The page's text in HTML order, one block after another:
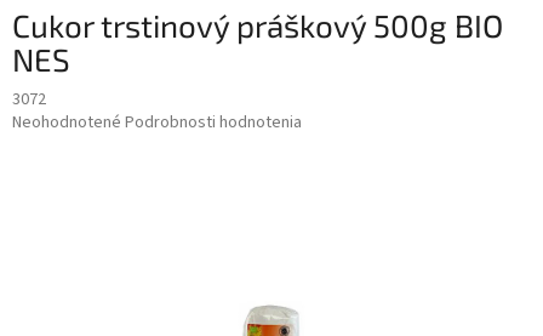
Cukor trstinový práškový 500g BIO
NES
3072
Priemerné
Neohodnotené Podrobnosti hodnotenia